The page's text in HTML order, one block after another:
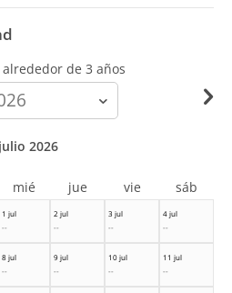
alrededor de 3 años
1 jul
--
2 jul
--
3 jul
--
4 jul
--
8 jul
--
9 jul
--
10 jul
--
11 jul
--
julio 2026
mié jue vie sáb